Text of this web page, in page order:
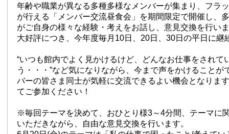
年齢や職業が異なる多種多様なメンバーが集まり、フラ
が行える「メンバー交流昼食会」を期間限定で開催し、
がご自身の様々な経験・考えをお話し、意見交換を行い
大好評につき、今年度毎月10日、20日、30日の平日に継
“いつも館内でよく見かけるけど、どんなお仕事をされて
う・・・”など気になりながら、今まで声をかけることが
バーの皆さま同士が気軽に交流できるよい機会となりま
てご参加ください！
※毎回テーマを決めて、おひとり様3～4分間、テーマに
いただきながら、自由な意見交換を行います。